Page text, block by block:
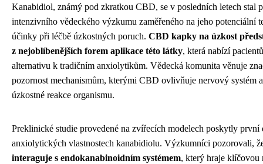
Kanabidiol, známý pod zkratkou CBD, se v posledních letech stal
intenzivního vědeckého výzkumu zaměřeného na jeho potenciální
účinky při léčbě úzkostných poruch. CBD kapky na úzkost
z nejoblíbenějších forem aplikace této látky, která nabízí
alternativu k tradičním anxiolytikům. Vědecká komunita věnuje
pozornost mechanismům, kterými CBD ovlivňuje nervový systém
úzkostné reakce organismu.
Preklinické studie provedené na zvířecích modelech poskytly první
anxiolytických vlastnostech kanabidiolu. Výzkumníci pozorovali,
interaguje s endokanabinoidním systémem, který hraje klíčovou